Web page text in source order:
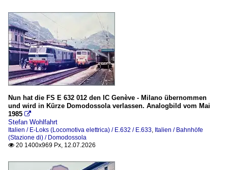
Wagen / Carrozza
Bahnhofsimpressionen
Domodossola
Dieselloks (Locomotori Diesel)
D.245
D.445
Locomotore IPE 600
2020
2020
2021
2022
2023
2024
2025
2026
Nun hat die FS E 632 012 den IC Genève - Milano übernommen
und wird in Kürze Domodossola verlassen. Analogbild vom Mai
1985 
Stefan Wohlfahrt
Italien / E-Loks (Locomotiva elettrica) / E.632 / E.633, Italien / Bahnhöfe
(Stazione di) / Domodossola
 20 1400x969 Px, 12.07.2026